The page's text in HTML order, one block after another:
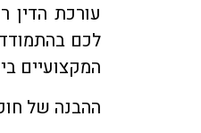
עורכת הדין
לכם
המקצועיים
ההבנה של חוקי המס